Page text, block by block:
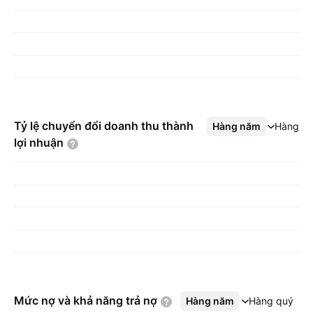
Tỷ lệ chuyển đổi doanh thu thành
lợi nhuận
Hàng năm Hàng
Xem thêm
Mức nợ và khả năng trả nợ Hàng năm Hàng quý
Xem thêm